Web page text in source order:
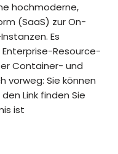
hochmoderne,
(SaaS) zur On-
Es
Resource-
Container- und
vorweg: Sie können
Link finden Sie
ist